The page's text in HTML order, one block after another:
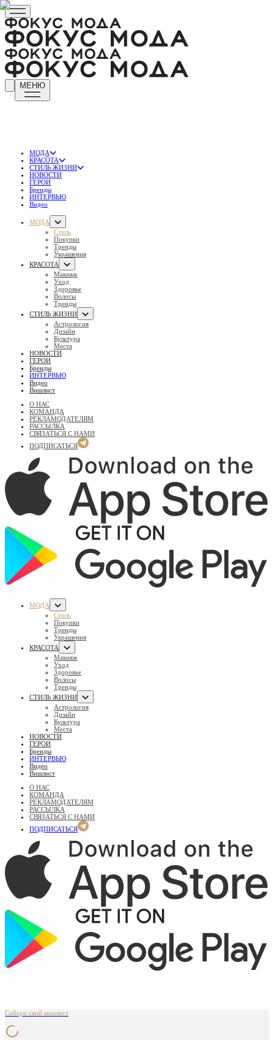
МЕНЮ
МОДА
КРАСОТА
СТИЛЬ ЖИЗНИ
НОВОСТИ
ГЕРОИ
Бренды
ИНТЕРВЬЮ
Видео
МОДА
Стиль
Покупки
Тренды
Украшения
КРАСОТА
Макияж
Уход
Здоровье
Волосы
Тренды
СТИЛЬ ЖИЗНИ
Астрология
Дизайн
Культура
Места
НОВОСТИ
ГЕРОИ
Бренды
ИНТЕРВЬЮ
Видео
Вишлист
О НАС
КОМАНДА
РЕКЛАМОДАТЕЛЯМ
РАССЫЛКА
СВЯЗАТЬСЯ С НАМИ
ПОДПИСАТЬСЯ
МОДА
Стиль
Покупки
Тренды
Украшения
КРАСОТА
Макияж
Уход
Здоровье
Волосы
Тренды
СТИЛЬ ЖИЗНИ
Астрология
Дизайн
Культура
Места
НОВОСТИ
ГЕРОИ
Бренды
ИНТЕРВЬЮ
Видео
Вишлист
О НАС
КОМАНДА
РЕКЛАМОДАТЕЛЯМ
РАССЫЛКА
СВЯЗАТЬСЯ С НАМИ
ПОДПИСАТЬСЯ
Собери свой вишлист